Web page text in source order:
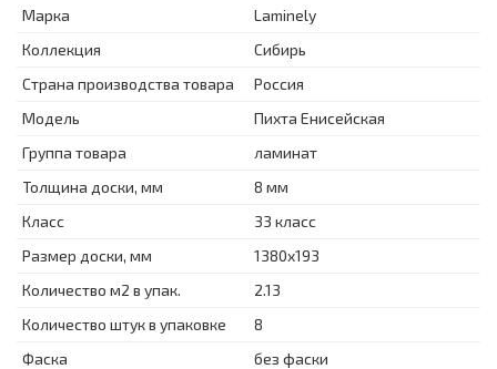
Марка
Laminely
Коллекция
Сибирь
Страна производства товара
Россия
Модель
Пихта Енисейская
Группа товара
ламинат
Толщина доски, мм
8 мм
Класс
33 класс
Размер доски, мм
1380x193
Количество м2 в упак.
2.13
Количество штук в упаковке
8
Фаска
без фаски